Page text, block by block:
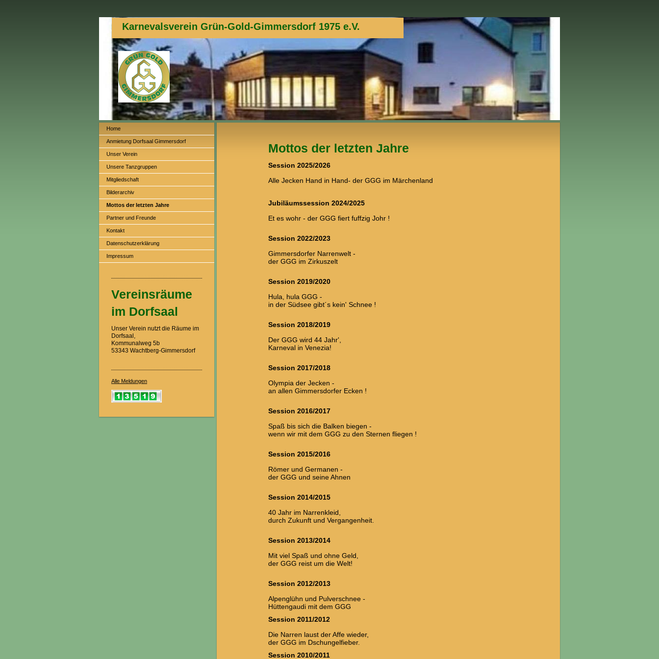
Karnevalsverein Grün-Gold-Gimmersdorf 1975 e.V.
Home
Anmietung Dorfsaal Gimmersdorf
Unser Verein
Unsere Tanzgruppen
Mitgliedschaft
Bilderarchiv
Mottos der letzten Jahre
Partner und Freunde
Kontakt
Datenschutzerklärung
Impressum
Vereinsräume
im Dorfsaal
Unser Verein nutzt die Räume im
Dorfsaal,
Kommunalweg 5b
53343 Wachtberg-Gimmersdorf
Alle Meldungen
Mottos der letzten Jahre
Session 2025/2026
Alle Jecken Hand in Hand- der GGG im Märchenland
Jubiläumssession 2024/2025
Et es wohr - der GGG fiert fuffzig Johr !
Session 2022/2023
Gimmersdorfer Narrenwelt -
der GGG im Zirkuszelt
Session 2019/2020
Hula, hula GGG -
in der Südsee gibt´s kein' Schnee !
Session 2018/2019
Der GGG wird 44 Jahr',
Karneval in Venezia!
Session 2017/2018
Olympia der Jecken -
an allen Gimmersdorfer Ecken !
Session 2016/2017
Spaß bis sich die Balken biegen -
wenn wir mit dem GGG zu den Sternen fliegen !
Session 2015/2016
Römer und Germanen -
der GGG und seine Ahnen
Session 2014/2015
40 Jahr im Narrenkleid,
durch Zukunft und Vergangenheit.
Session 2013/2014
Mit viel Spaß und ohne Geld,
der GGG reist um die Welt!
Session 2012/2013
Alpenglühn und Pulverschnee -
Hüttengaudi mit dem GGG
Session 2011/2012
Die Narren laust der Affe wieder,
der GGG im Dschungelfieber.
Session 2010/2011